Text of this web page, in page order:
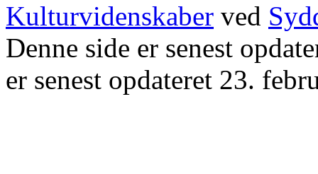
Kulturvidenskaber ved
Denne side er senest
er senest opdateret 23.